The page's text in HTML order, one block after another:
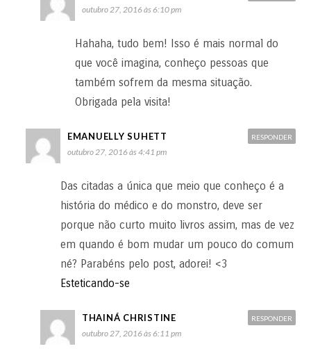
outubro 27, 2016 às 6:10 pm
Hahaha, tudo bem! Isso é mais normal do
que você imagina, conheço pessoas que
também sofrem da mesma situação.
Obrigada pela visita!
EMANUELLY SUHETT
outubro 27, 2016 às 4:41 pm
Das citadas a única que meio que conheço é a
história do médico e do monstro, deve ser
porque não curto muito livros assim, mas de vez
em quando é bom mudar um pouco do comum
né? Parabéns pelo post, adorei! <3
Esteticando-se
RESPONDER
THAINÁ CHRISTINE
outubro 27, 2016 às 6:11 pm
RESPONDER